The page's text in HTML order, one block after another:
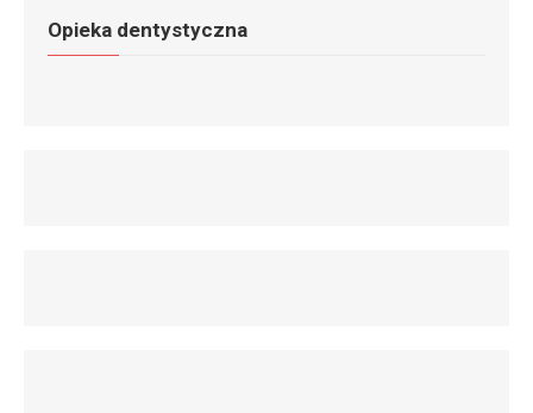
Opieka dentystyczna